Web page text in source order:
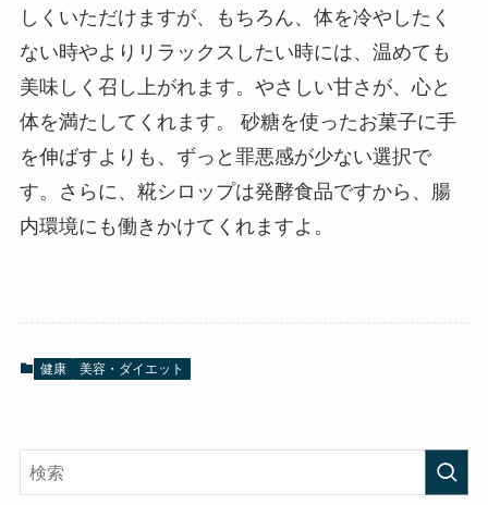
しくいただけますが、もちろん、体を冷やしたく
ない時やよりリラックスしたい時には、温めても
美味しく召し上がれます。やさしい甘さが、心と
体を満たしてくれます。 砂糖を使ったお菓子に手
を伸ばすよりも、ずっと罪悪感が少ない選択で
す。さらに、糀シロップは発酵食品ですから、腸
内環境にも働きかけてくれますよ。
健康 美容・ダイエット